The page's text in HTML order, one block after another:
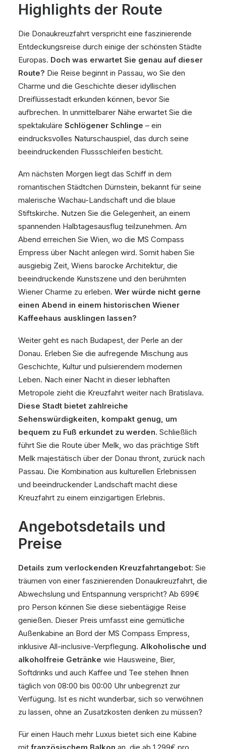
Highlights der Route
Die Donaukreuzfahrt verspricht eine faszinierende
Entdeckungsreise durch einige der schönsten Städte
Europas. Doch was erwartet Sie genau auf dieser
Route? Die Reise beginnt in Passau, wo Sie den
Charme und die Geschichte dieser idyllischen
Dreiflüssestadt erkunden können, bevor Sie
aufbrechen. In unmittelbarer Nähe erwartet Sie die
spektakuläre Schlögener Schlinge – ein
eindrucksvolles Naturschauspiel, das durch seine
beeindruckenden Flussschleifen besticht.
Am nächsten Morgen liegt das Schiff in dem
romantischen Städtchen Dürnstein, bekannt für seine
malerische Wachau-Landschaft und die blaue
Stiftskirche. Nutzen Sie die Gelegenheit, an einem
spannenden Halbtagesausflug teilzunehmen. Am
Abend erreichen Sie Wien, wo die MS Compass
Empress über Nacht anlegen wird. Somit haben Sie
ausgiebig Zeit, Wiens barocke Architektur, die
beeindruckende Kunstszene und den berühmten
Wiener Charme zu erleben. Wer würde nicht gerne
einen Abend in einem historischen Wiener
Kaffeehaus ausklingen lassen?
Weiter geht es nach Budapest, der Perle an der
Donau. Erleben Sie die aufregende Mischung aus
Geschichte, Kultur und pulsierendem modernen
Leben. Nach einer Nacht in dieser lebhaften
Metropole zieht die Kreuzfahrt weiter nach Bratislava.
Diese Stadt bietet zahlreiche
Sehenswürdigkeiten, kompakt genug, um
bequem zu Fuß erkundet zu werden. Schließlich
führt Sie die Route über Melk, wo das prächtige Stift
Melk majestätisch über der Donau thront, zurück nach
Passau. Die Kombination aus kulturellen Erlebnissen
und beeindruckender Landschaft macht diese
Kreuzfahrt zu einem einzigartigen Erlebnis.
Angebotsdetails und
Preise
Details zum verlockenden Kreuzfahrtangebot: Sie
träumen von einer faszinierenden Donaukreuzfahrt, die
Abwechslung und Entspannung verspricht? Ab 699€
pro Person können Sie diese siebentägige Reise
genießen. Dieser Preis umfasst eine gemütliche
Außenkabine an Bord der MS Compass Empress,
inklusive All-inclusive-Verpflegung. Alkoholische und
alkoholfreie Getränke wie Hausweine, Bier,
Softdrinks und auch Kaffee und Tee stehen Ihnen
täglich von 08:00 bis 00:00 Uhr unbegrenzt zur
Verfügung. Ist es nicht wunderbar, sich so verwöhnen
zu lassen, ohne an Zusatzkosten denken zu müssen?
Für einen Hauch mehr Luxus bietet sich eine Kabine